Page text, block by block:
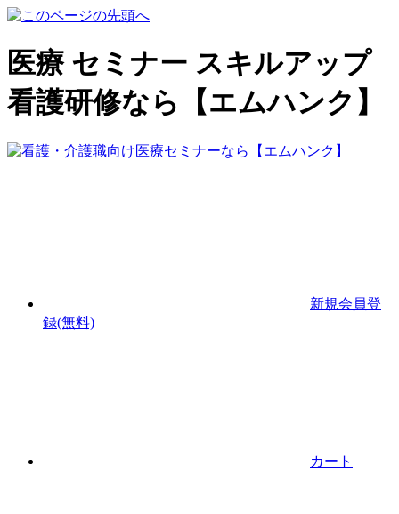
医療 セミナー スキルアップ
看護研修なら【エムハンク】
新規会員登
録(無料)
カート